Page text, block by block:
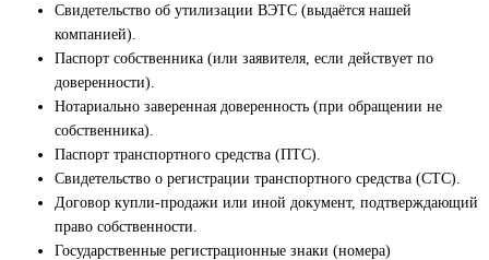
Свидетельство об утилизации ВЭТС (выдаётся нашей
компанией).
Паспорт собственника (или заявителя, если действует по
доверенности).
Нотариально заверенная доверенность (при обращении не
собственника).
Паспорт транспортного средства (ПТС).
Свидетельство о регистрации транспортного средства (СТС).
Договор купли-продажи или иной документ, подтверждающий
право собственности.
Государственные регистрационные знаки (номера)